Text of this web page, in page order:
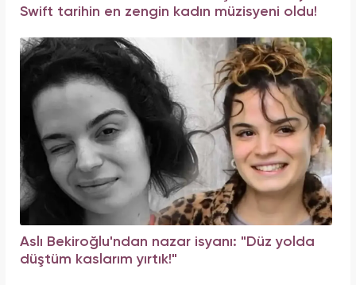
Swift tarihin en zengin kadın müzisyeni oldu!
Aslı Bekiroğlu'ndan nazar isyanı: "Düz yolda
düştüm kaslarım yırtık!"